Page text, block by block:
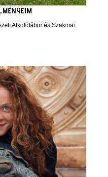
Alkotótábor és Szakmai